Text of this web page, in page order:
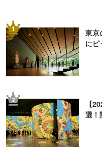
1
東京
にピ
2
【
選！